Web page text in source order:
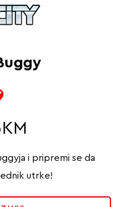
KM
i pripremi se da
utrke!